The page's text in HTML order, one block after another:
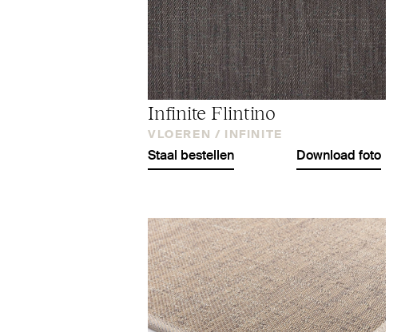
Infinite Flintino
VLOEREN / INFINITE
Staal bestellen Download foto